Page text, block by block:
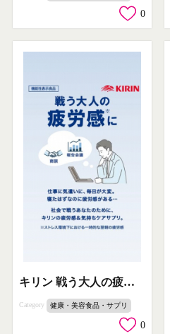
0
キリン 戦う大人の疲労ケアサプリ
Category 健康・美容食品・サプリ
0